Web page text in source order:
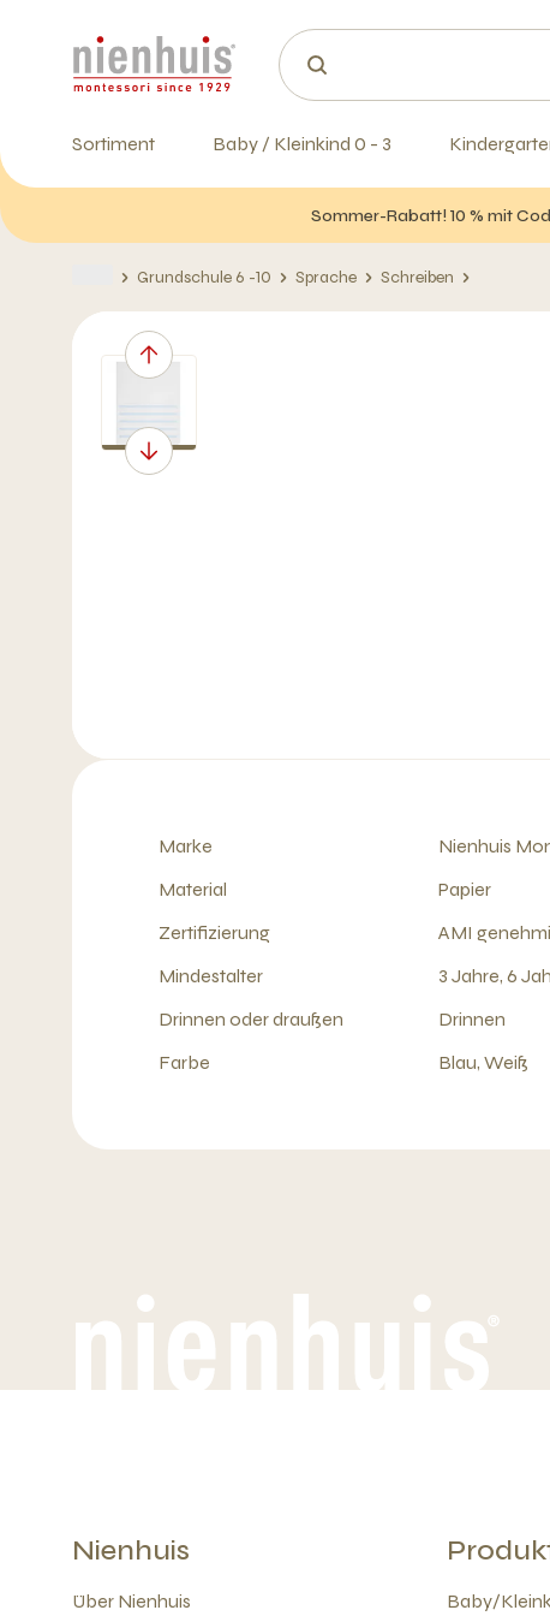
Sortiment Baby / Kleinkind 0 - 3
Sommer-Rabatt! 10 % mit
Grundschule 6 -10 Sprache Schreiben
Marke
Nienhuis
Material
Papier
Zertifizierung
AMI
Mindestalter
3 Jahre, 6
Drinnen oder draußen
Drinnen
Farbe
Blau, Weiß
Nienhuis
Über Nienhuis Baby/